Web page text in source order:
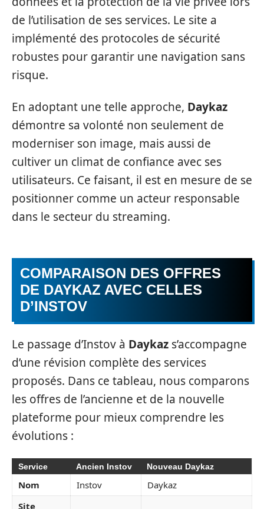
de l’utilisation de ses services. Le site a
implémenté des protocoles de sécurité
robustes pour garantir une navigation sans
risque.
En adoptant une telle approche, Daykaz
démontre sa volonté non seulement de
moderniser son image, mais aussi de
cultiver un climat de confiance avec ses
utilisateurs. Ce faisant, il est en mesure de se
positionner comme un acteur responsable
dans le secteur du streaming.
COMPARAISON DES OFFRES
DE DAYKAZ AVEC CELLES
D’INSTOV
Le passage d’Instov à Daykaz s’accompagne
d’une révision complète des services
proposés. Dans ce tableau, nous comparons
les offres de l’ancienne et de la nouvelle
plateforme pour mieux comprendre les
évolutions :
Service Ancien Instov Nouveau Daykaz
Nom Instov
Daykaz
Site